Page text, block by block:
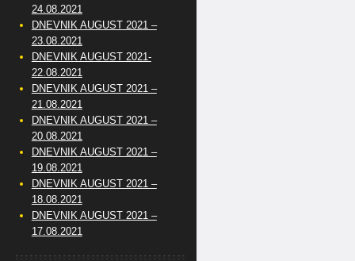
24.08.2021
DNEVNIK AUGUST 2021 –
23.08.2021
DNEVNIK AUGUST 2021-
22.08.2021
DNEVNIK AUGUST 2021 –
21.08.2021
DNEVNIK AUGUST 2021 –
20.08.2021
DNEVNIK AUGUST 2021 –
19.08.2021
DNEVNIK AUGUST 2021 –
18.08.2021
DNEVNIK AUGUST 2021 –
17.08.2021